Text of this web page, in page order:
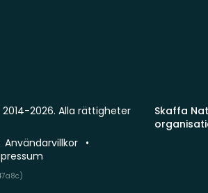
Skaffa
2026. Alla rättigheter
Användarvillkor